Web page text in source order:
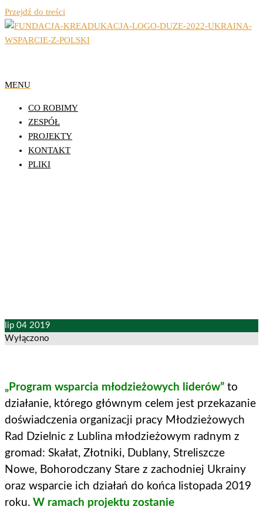
Przejdź do treści
Fundacja Działań
Edukacyjnych
KReAdukacja
MENU
CO ROBIMY
ZESPÓŁ
PROJEKTY
KONTAKT
PLIKI
lip 04 2019
Wyłączono
„Program wsparcia młodzieżowych liderów” to
działanie, którego głównym celem jest przekazanie
doświadczenia organizacji pracy Młodzieżowych
Rad Dzielnic z Lublina młodzieżowym radnym z
gromad: Skałat, Złotniki, Dublany, Streliszcze
Nowe, Bohorodczany Stare z zachodniej Ukrainy
oraz wsparcie ich działań do końca listopada 2019
roku. W ramach projektu zostanie